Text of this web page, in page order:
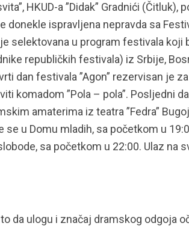
HKUD-a ”Didak” Gradnići
donekle ispravljena nepravda sa
selektovana u program festivala
republičkih festivala) iz Srbije,
dan festivala ”Agon” rezervisan je
komadom ”Pola – pola”. Posljedni
amaterima iz teatra ”Fedra”
se u Domu mladih, sa početkom u
sa početkom u 22:00. Ulaz na
da ulogu i značaj dramskog odgoja